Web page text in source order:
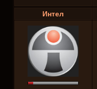
Интел